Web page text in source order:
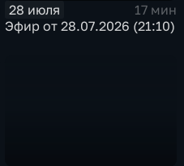
28 июля
17 мин
Эфир от 28.07.2026 (21:10)